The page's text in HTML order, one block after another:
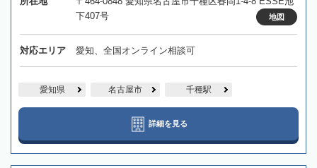
下407号
地図
対応エリア 愛知、全国オンライン相談可
愛知県 名古屋市 千種駅
詳細を見る